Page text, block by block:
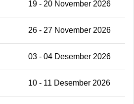
19 - 20 November 2026
26 - 27 November 2026
03 - 04 Desember 2026
10 - 11 Desember 2026